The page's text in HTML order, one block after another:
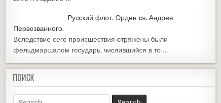
Русский флот. Орден св. Андрея
Первозванного.
Вследствие сего происшествия отряжены были
фельдмаршалом государь, числившийся в то …
ПОИСК
Search